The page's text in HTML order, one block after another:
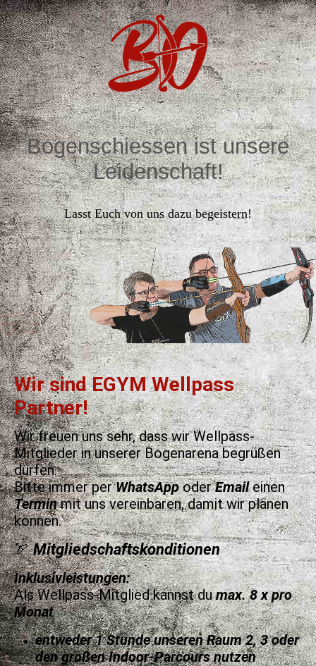
Bogenschiessen ist unsere
Leidenschaft!
Lasst Euch von uns dazu begeistern!
Wir sind EGYM Wellpass
Partner!
Wir freuen uns sehr, dass wir Wellpass-
Mitglieder in unserer Bogenarena begrüßen
dürfen.
Bitte immer perWhatsAppoderEmaileinen
Terminmit uns vereinbaren, damit wir planen
können.
🏹 Mitgliedschaftskonditionen
Inklusivleistungen:
Als Wellpass-Mitglied kannst dumax. 8 x pro
Monat
entweder 1 Stunde unseren Raum 2, 3 oder
den großen Indoor-Parcours nutzen